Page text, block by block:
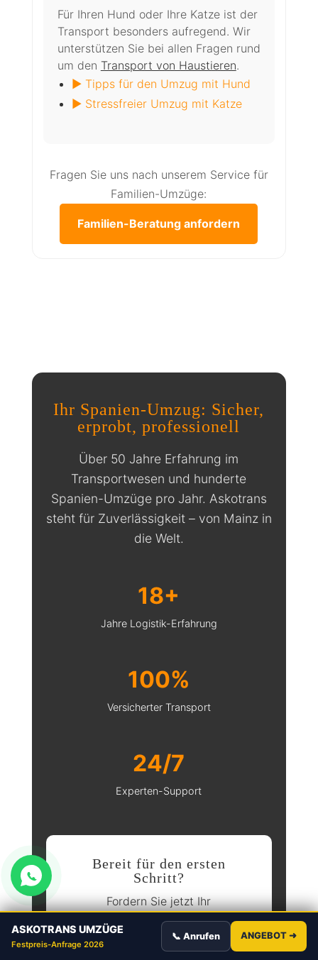
ASKOTRANS UMZÜGE
Festpreis-Anfrage 2026
📞 Anrufen ANGEBOT ➜
Für Ihren Hund oder Ihre Katze ist der
Transport besonders aufregend. Wir
unterstützen Sie bei allen Fragen rund
um den Transport von Haustieren.
► Tipps für den Umzug mit Hund
► Stressfreier Umzug mit Katze
Fragen Sie uns nach unserem Service für
Familien-Umzüge:
Familien-Beratung anfordern
Ihr Spanien-Umzug: Sicher,
erprobt, professionell
Über 50 Jahre Erfahrung im
Transportwesen und hunderte
Spanien-Umzüge pro Jahr. Askotrans
steht für Zuverlässigkeit – von Mainz in
die Welt.
18+
Jahre Logistik-Erfahrung
100%
Versicherter Transport
24/7
Experten-Support
Bereit für den ersten
Schritt?
Fordern Sie jetzt Ihr
unverbindliches Festpreis-
Angebot für Ihren Autotransport